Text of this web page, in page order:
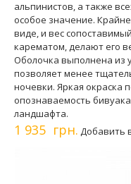
альпинистов, а также
особое значение.
виде, и вес
карематом, делают его
Оболочка выполнена из
позволяет менее
ночевки. Яркая окраска
опознаваемость
ландшафта.
1 935 грн. Добавить